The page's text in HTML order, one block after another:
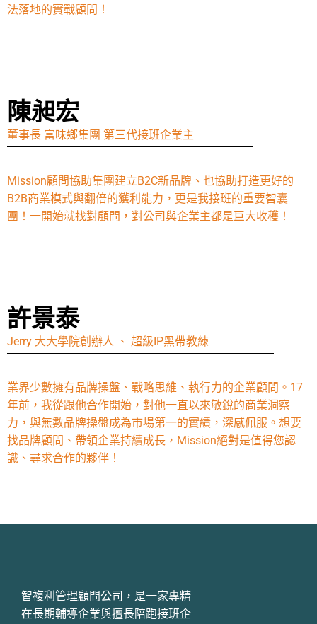
法落地的實戰顧問！
陳昶宏
董事長 富味鄉集團 第三代接班企業主
Mission顧問協助集團建立B2C新品牌、也協助打造更好的
B2B商業模式與翻倍的獲利能力，更是我接班的重要智囊
團！一開始就找對顧問，對公司與企業主都是巨大收穫！
許景泰
Jerry 大大學院創辦人 、 超級IP黑帶教練
業界少數擁有品牌操盤、戰略思維、執行力的企業顧問。17
年前，我從跟他合作開始，對他一直以來敏銳的商業洞察
力，與無數品牌操盤成為市場第一的實績，深感佩服。想要
找品牌顧問、帶領企業持續成長，Mission絕對是值得您認
識、尋求合作的夥伴！
智複利管理顧問公司，是一家專精
在長期輔導企業與擅長陪跑接班企